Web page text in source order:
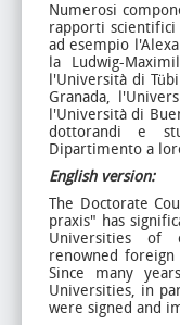
Numerosi
rapporti scientifici
ad esempio
la Ludwig-
l'Università di
Granada,
l'Università di
dottorandi e
Dipartimento a
English version:
The Doctorate
praxis" has
Universities of
renowned
Since many
Universities, in
were signed and